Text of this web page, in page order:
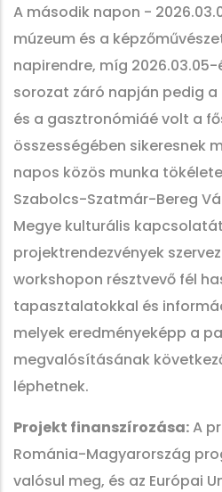
A második napon -
múzeum és a
napirendre, míg
sorozat záró napján pedig
és a gasztronómiáé volt a
összességében sikeresnek
napos közös munka
Szabolcs-Szatmár-Bereg
Megye kulturális
projektrendezvények
workshopon résztvevő fél
tapasztalatokkal és
melyek eredményeképp a
megvalósításának
léphetnek.
Projekt finanszírozása:A
Románia-Magyarország
valósul meg, és az Európai